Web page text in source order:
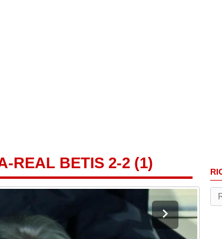
REAL BETIS 2-2 (1)